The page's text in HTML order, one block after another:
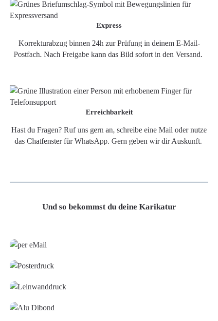
Express
Korrekturabzug binnen 24h zur Prüfung in deinem E-Mail-
Postfach. Nach Freigabe kann das Bild sofort in den Versand.
Erreichbarkeit
Hast du Fragen? Ruf uns gern an, schreibe eine Mail oder nutze
das Chatfenster für WhatsApp. Gern geben wir dir Auskunft.
Und so bekommst du deine Karikatur